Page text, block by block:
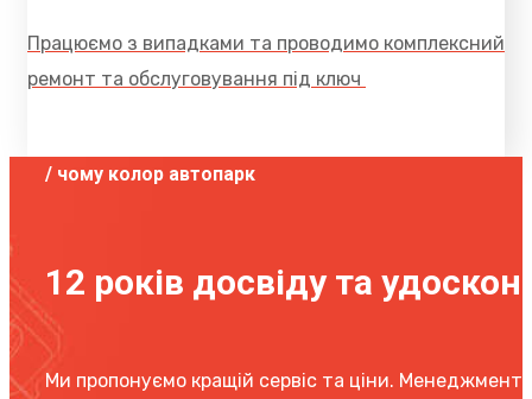
Працюємо з випадками та проводимо комплексний
ремонт та обслуговування під ключ
/ чому колор автопарк
12 років досвіду та
Ми пропонуємо кращій сервіс та ціни. Менеджмент